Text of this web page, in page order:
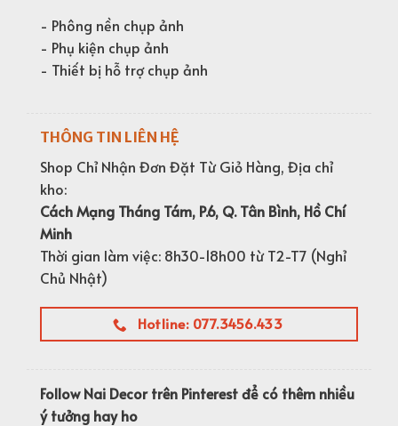
- Phông nền chụp ảnh
- Phụ kiện chụp ảnh
- Thiết bị hỗ trợ chụp ảnh
THÔNG TIN LIÊN HỆ
Shop Chỉ Nhận Đơn Đặt Từ Giỏ Hàng, Địa chỉ
kho:
Cách Mạng Tháng Tám, P.6, Q. Tân Bình, Hồ Chí
Minh
Thời gian làm việc: 8h30-18h00 từ T2-T7 (Nghỉ
Chủ Nhật)
Hotline: 077.3456.433
Follow Nai Decor trên Pinterest để có thêm nhiều
ý tưởng hay ho